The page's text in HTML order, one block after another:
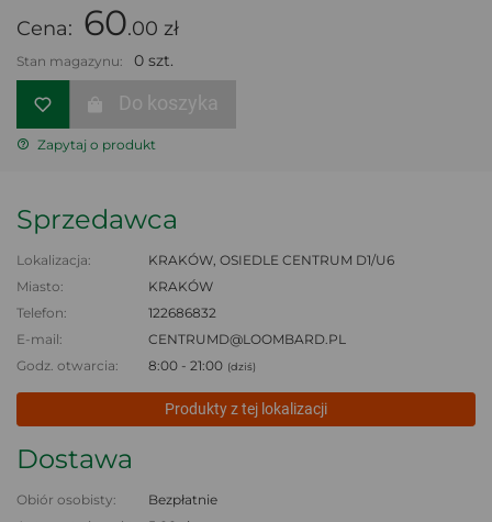
Cena: 60.00 zł
Stan magazynu: 0 szt.
Do koszyka
Zapytaj o produkt
Sprzedawca
Lokalizacja:
KRAKÓW, OSIEDLE CENTRUM D1/U6
Miasto:
KRAKÓW
Telefon:
122686832
E-mail:
CENTRUMD@LOOMBARD.PL
Godz. otwarcia:
8:00 - 21:00 (dziś)
Produkty z tej lokalizacji
Dostawa
Obiór osobisty:
Bezpłatnie